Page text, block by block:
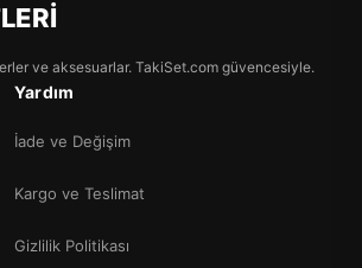
ve aksesuarlar. TakiSet.com güvencesiyle.
Yardım
İade ve Değişim
Kargo ve Teslimat
Gizlilik Politikası